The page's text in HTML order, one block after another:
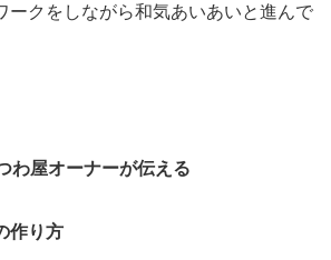
クをしながら和気あいあいと進んで
わ屋オーナーが伝える
作り方